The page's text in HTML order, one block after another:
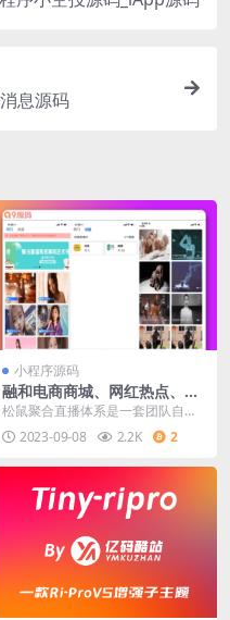
息源码
小程序源码
融和电商商城、网红热点、娱
乐竞技直播的YYC松鼠聚合直
播系统源码
松鼠聚合直播体系是一套团队自立
研发、代码开源，可自在二次制作
的直播体系。体系融跟...
2023-09-08 2.2K 2